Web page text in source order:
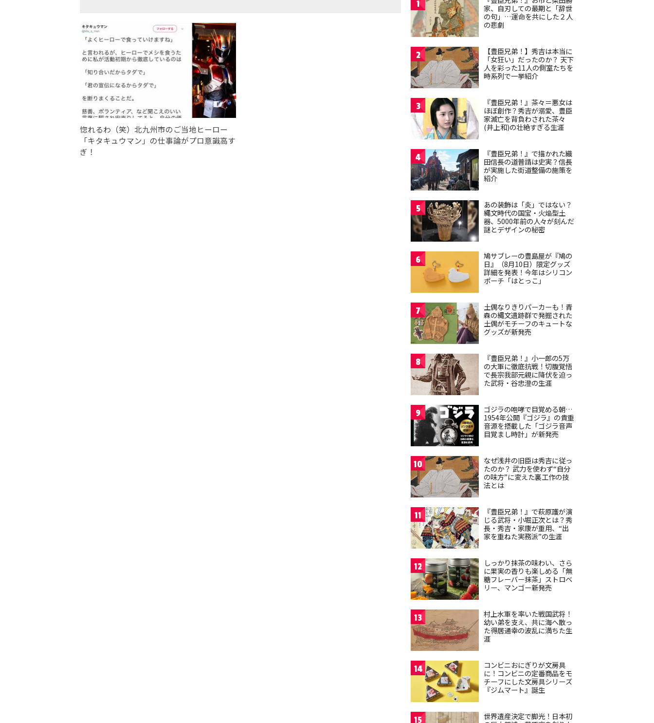
惚れるわ（笑）北九州市のご当地ヒーロー
「キタキュウマン」の仕事論がプロ意識高す
ぎ！
1
家、自刃しての最期と「辞世
の句」…運命を共にした２人
の悲劇
2
【豊臣兄弟！】秀吉は本当に
「女狂い」だったのか？ 天下
人を彩った11人の側室たちを
時系列で一挙紹介
3
『豊臣兄弟！』茶々＝悪女は
ほぼ創作？秀吉が溺愛、豊臣
家滅亡を背負わされた茶々
(井上和)の壮絶すぎる生涯
4
『豊臣兄弟！』で描かれた織
田信長の道普請は史実？信長
が実施した街道整備の施策を
紹介
5
あの装飾は「炎」ではない？
縄文時代の国宝・火焔型土
器、5000年前の人々が刻んだ
謎とデザインの秘密
6
鳩サブレーの豊島屋が『鳩の
日』（8月10日）限定グッズ
詳細を発表！今年はシリコン
ポーチ「はとっこ」
7
土偶なりきりパーカーも！青
森の縄文遺跡群で発掘された
土偶がモチーフのキュートな
グッズが新発売
8
『豊臣兄弟！』小一郎の5万
の大軍に徹底抗戦！切腹覚悟
で長宗我部元親に降伏を迫っ
た武将・谷忠澄の生涯
9
ゴジラの咆哮で目覚める朝…
1954年公開『ゴジラ』の貴重
音源を搭載した「ゴジラ音声
目覚まし時計」が新発売
10
なぜ浅井の旧臣は秀吉に従っ
たのか？ 武力を使わず“自分
の味方”に変えた裏工作の技
法とは
11
『豊臣兄弟！』で萩原護が演
じる武将・小堀正次とは？秀
長・秀吉・家康が重用、“出
家を重ねた実務派”の生涯
12
しっかり抹茶の味わい、さら
に果実の香りも楽しめる「無
糖フレーバー抹茶」ストロベ
リー、マンゴー新発売
13
村上水軍を率いた戦国武将！
幼い弟を支え、共に海へ散っ
た得居通幸の波乱に満ちた生
涯
14
コンビニおにぎりが文房具
に！コンビニの定番商品をモ
チーフにした文房具シリーズ
『ジムマート』誕生
15
世界遺産決定で脚光！日本初